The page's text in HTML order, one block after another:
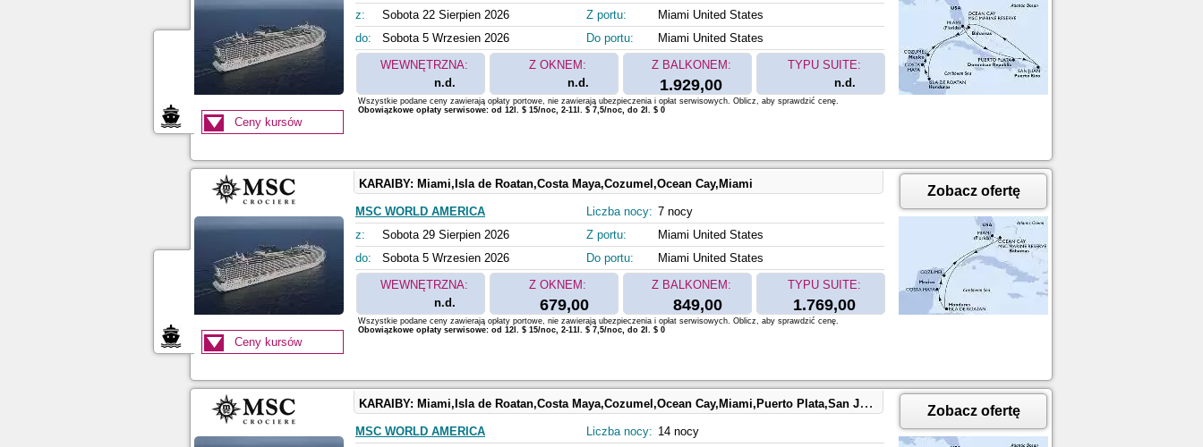
z:
Sobota 22 Sierpien 2026
do:
Sobota 5 Wrzesien 2026
Z portu:
Miami United States
Do portu:
Miami United States
WEWNĘTRZNA:
n.d.
Z OKNEM:
n.d.
Z BALKONEM:
1.929,00
TYPU SUITE:
n.d.
Ceny kursów
Wszystkie podane ceny zawierają opłaty portowe, nie zawierają ubezpieczenia i opłat serwisowych. Oblicz, aby sprawdzić cenę.
Obowiązkowe opłaty serwisowe: od 12l. $ 15/noc, 2-11l. $ 7,5/noc, do 2l. $ 0
KARAIBY: Miami,Isla de Roatan,Costa Maya,Cozumel,Ocean Cay,Miami
MSC WORLD AMERICA
z:
Sobota 29 Sierpien 2026
do:
Sobota 5 Wrzesien 2026
Liczba nocy: 7 nocy
Z portu:
Miami United States
Do portu:
Miami United States
WEWNĘTRZNA:
n.d.
Z OKNEM:
679,00
Z BALKONEM:
849,00
TYPU SUITE:
1.769,00
Zobacz ofertę
Ceny kursów
Wszystkie podane ceny zawierają opłaty portowe, nie zawierają ubezpieczenia i opłat serwisowych. Oblicz, aby sprawdzić cenę.
Obowiązkowe opłaty serwisowe: od 12l. $ 15/noc, 2-11l. $ 7,5/noc, do 2l. $ 0
KARAIBY: Miami,Isla de Roatan,Costa Maya,Cozumel,Ocean Cay,Miami,Puerto Plata,San Juan,Ocean Cay,Miami
MSC WORLD AMERICA
Liczba nocy: 14 nocy
Zobacz ofertę